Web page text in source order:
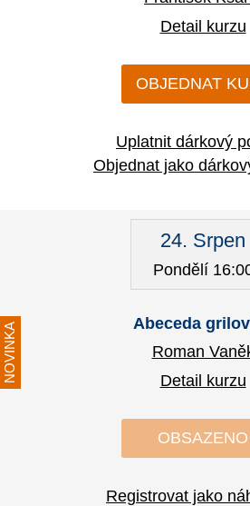
Detail kurzu
OBJEDNAT
Uplatnit dárkový
Objednat jako
24. Srpen
Pondělí
NOVINKA
Abeceda
Roman
Detail kurzu
OBSAZENO
Registrovat jako